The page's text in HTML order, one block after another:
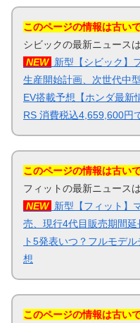
このページの情報は古い
シビックの最新ニュース
NEW 新型【シビック】
生産開始計画、次世代中
EV搭載予想【ホンダ最新
RS 消費税込4,659,600円
このページの情報は古い
フィットの最新ニュース
NEW 新型【フィット】
売、現行4代目販売期間
ト5発表いつ？フルモデ
想
このページの情報は古い